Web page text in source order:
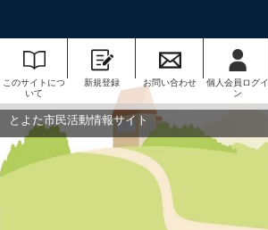
このサイトにつ
いて
新規登録 お問い合わせ
個人会員ログイ
ン
とよた市民活動情報サイト